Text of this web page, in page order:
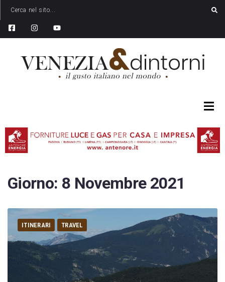
Giorno: 8 Novembre 2021
ITINERARI TRAVEL